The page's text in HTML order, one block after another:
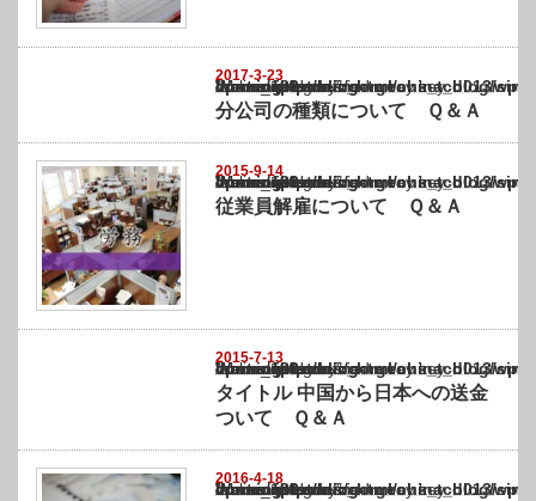
2017-3-23
Warning
: Undefined array key "show_category" in
/home/netst/kuno-cpa.co.jp/public_html/china_blog/wp-content/themes/
on line183
分公司の種類について Ｑ＆Ａ
2015-9-14
Warning
: Undefined array key "show_category" in
/home/netst/kuno-cpa.co.jp/public_html/china_blog/wp-content/themes/
on line183
従業員解雇について Ｑ＆Ａ
2015-7-13
Warning
: Undefined array key "show_category" in
/home/netst/kuno-cpa.co.jp/public_html/china_blog/wp-content/themes/
on line183
タイトル 中国から日本への送金
ついて Ｑ＆Ａ
2016-4-18
Warning
: Undefined array key "show_category" in
/home/netst/kuno-cpa.co.jp/public_html/china_blog/wp-content/themes/
on line183